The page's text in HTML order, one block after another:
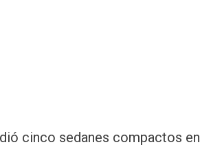
cinco sedanes compactos en